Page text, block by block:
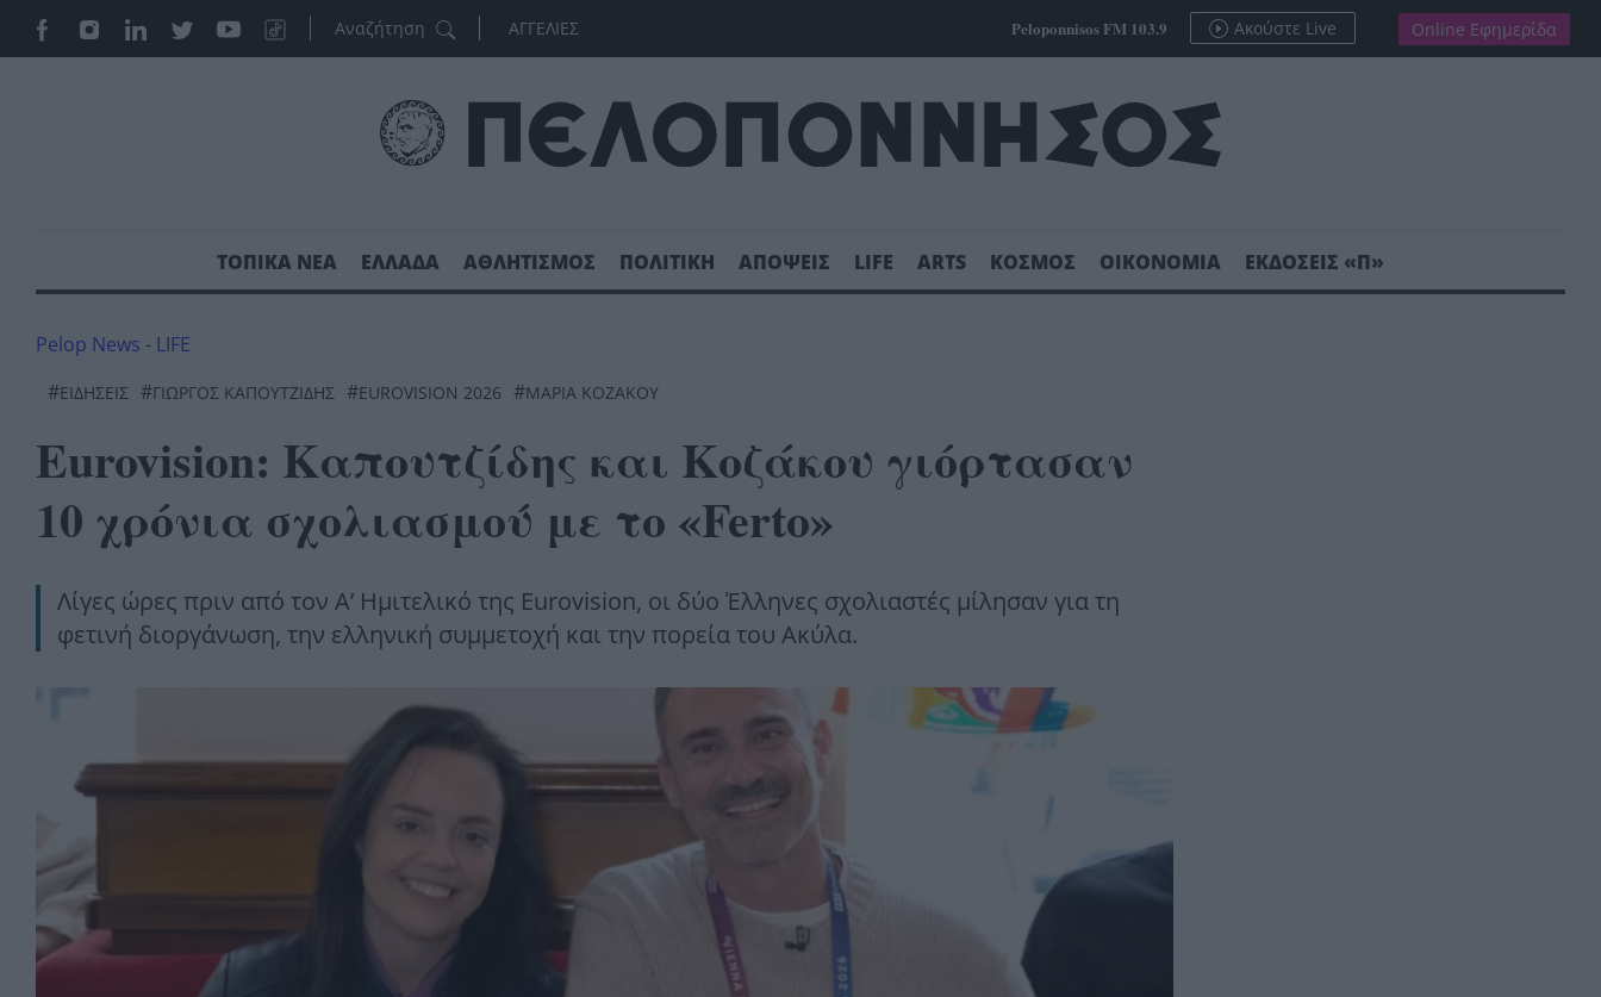
ΑΓΓΕΛΙΕΣ Peloponnisos FM 103.9 Ακούστε Live Online Εφημερίδα
ΤΟΠΙΚΑ ΝΕΑ ΕΛΛΑΔΑ ΑΘΛΗΤΙΣΜΟΣ ΠΟΛΙΤΙΚΗ ΑΠΟΨΕΙΣ LIFE ARTS ΚΟΣΜΟΣ ΟΙΚΟΝΟΜΙΑ ΕΚΔΟΣΕΙΣ «Π»
Pelop News - LIFE
#ΕΙΔΗΣΕΙΣ #ΓΙΩΡΓΟΣ ΚΑΠΟΥΤΖΙΔΗΣ #EUROVISION 2026 #ΜΑΡΙΑ ΚΟΖΑΚΟΥ
Eurovision: Καπουτζίδης και Κοζάκου γιόρτασαν
10 χρόνια σχολιασμού με το «Ferto»
Λίγες ώρες πριν από τον Α’ Ημιτελικό της Eurovision, οι δύο Έλληνες σχολιαστές μίλησαν για τη
φετινή διοργάνωση, την ελληνική συμμετοχή και την πορεία του Ακύλα.